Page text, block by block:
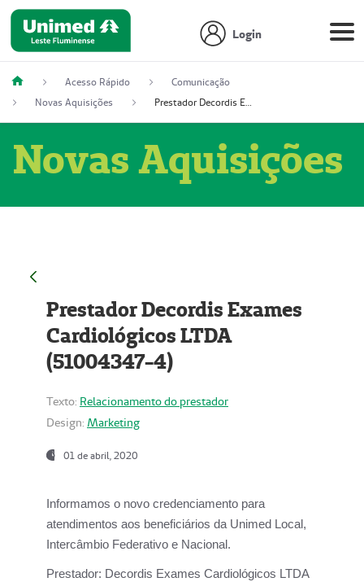
Login
Acesso Rápido
Comunicação
Novas Aquisições
Prestador Decordis Exames Cardiológicos LTDA (51004347-4)
Novas Aquisições
Prestador Decordis Exames
Cardiológicos LTDA
(51004347-4)
Texto: Relacionamento do prestador
Design: Marketing
01 de abril, 2020
Informamos o novo credenciamento para
atendimentos aos beneficiários da Unimed Local,
Intercâmbio Federativo e Nacional.
Prestador: Decordis Exames Cardiológicos LTDA